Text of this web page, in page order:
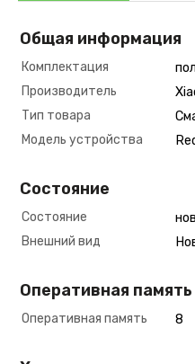
Общая информация
Комплектация
Производитель
Тип товара
Модель устройства
Состояние
Состояние
Внешний вид
Оперативная память
Оперативная память 8